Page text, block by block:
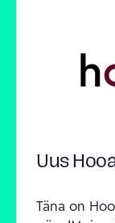
Uus
Täna on